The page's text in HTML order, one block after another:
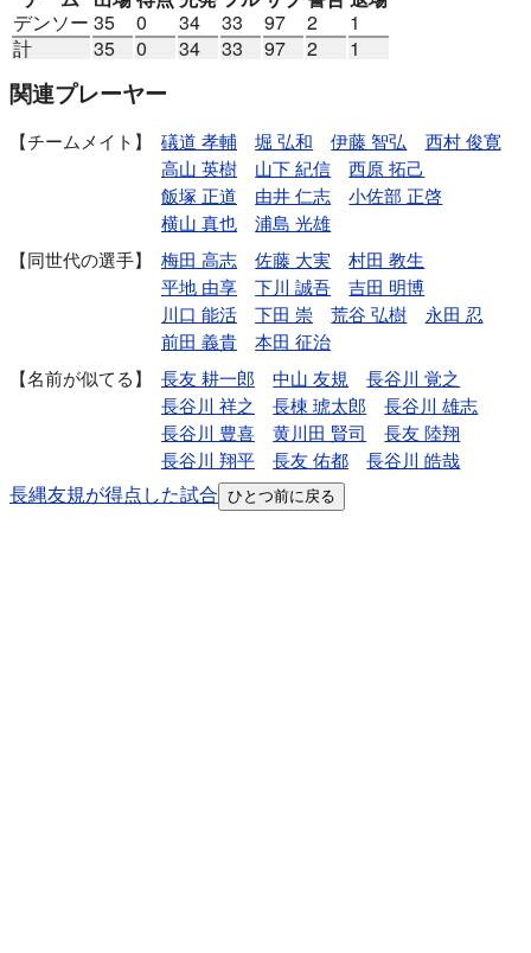
デンソー 35 0 34 33 97 2
1
計
35 0 34 33 97 2 1
関連プレーヤー
チームメイト 礒道 孝輔 堀 弘和 伊藤 智弘
西村 俊寛
高山 英樹
山下 紀信
西原 拓己
飯塚 正道
由井 仁志
小佐部 正啓
横山 真也
浦島 光雄
同世代の選手
梅田 高志 佐藤 大実
村田 教生
平地 由享
下川 誠吾
吉田 明博
川口 能活
下田 崇 荒谷 弘樹
永田 忍
前田 義貴
本田 征治
名前が似てる
長友 耕一郎 中山 友規
長谷川 覚之
長谷川 祥之
長棟 琥太郎
長谷川 雄志
長谷川 豊喜
黄川田 賢司
長友 陸翔
長谷川 翔平
長友 佑都 長谷川 皓哉
長縄友規が得点した試合 ひとつ前に戻る